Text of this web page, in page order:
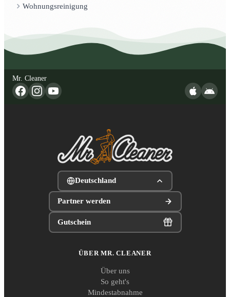
Wohnungsreinigung
Mr. Cleaner
Deutschland
Partner werden
Gutschein
ÜBER MR. CLEANER
Über uns
So geht's
Mindestabnahme